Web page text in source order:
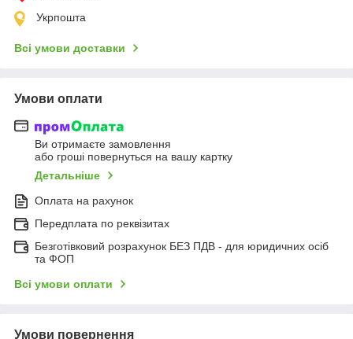
Укрпошта
Всі умови доставки
Умови оплати
Ви отримаєте замовлення
або гроші повернуться на вашу картку
Детальніше
Оплата на рахунок
Передплата по реквізитах
Безготівковий розрахунок БЕЗ ПДВ - для юридичних осіб
та ФОП
Всі умови оплати
Умови повернення